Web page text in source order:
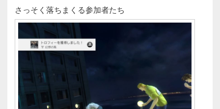
さっそく落ちまくる参加者たち